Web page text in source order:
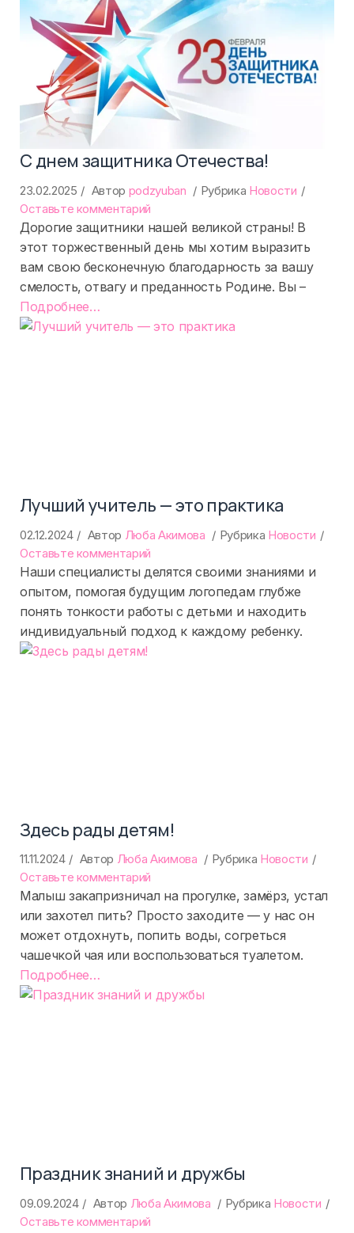
С днем защитника Отечества!
23.02.2025 Автор podzyuban Рубрика Новости
Оставьте комментарийon
С
днем
защитника
Отечества!
Дорогие защитники нашей великой страны! В
этот торжественный день мы хотим выразить
вам свою бесконечную благодарность за вашу
смелость, отвагу и преданность Родине. Вы –
Подробнее«%s»
…
Лучший учитель — это практика
02.12.2024 Автор Люба Акимова Рубрика Новости
Оставьте комментарийon
Лучший
учитель
—
практика
Наши специалисты делятся своими знаниями и
опытом, помогая будущим логопедам глубже
понять тонкости работы с детьми и находить
индивидуальный подход к каждому ребенку.
Здесь рады детям!
11.11.2024 Автор Люба Акимова Рубрика Новости
Оставьте комментарийon
Здесь
рады
детям!
Малыш закапризничал на прогулке, замёрз, устал
или захотел пить? Просто заходите — у нас он
может отдохнуть, попить воды, согреться
чашечкой чая или воспользоваться туалетом.
Подробнее«%s»
…
Праздник знаний и дружбы
09.09.2024 Автор Люба Акимова Рубрика Новости
Оставьте комментарийon